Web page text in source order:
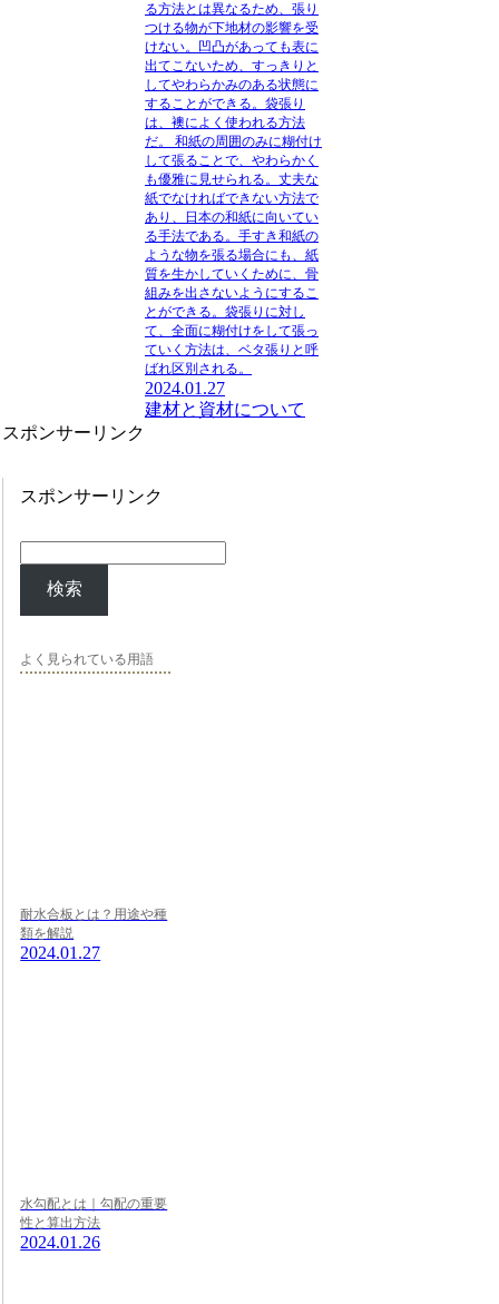
る方法とは異なるため、張り
つける物が下地材の影響を受
けない。凹凸があっても表に
出てこないため、すっきりと
してやわらかみのある状態に
することができる。 袋張り
は、襖によく使われる方法
だ。
和紙の周囲のみに糊付け
して張ることで、やわらかく
も優雅に見せられる。丈夫な
紙でなければできない方法で
あり、日本の和紙に向いてい
る手法である。手すき和紙の
ような物を張る場合にも、紙
質を生かしていくために、骨
組みを出さないようにするこ
とができる。袋張りに対し
て、全面に糊付けをして張っ
ていく方法は、ベタ張りと呼
ばれ区別される。
2024.01.27
建材と資材について
スポンサーリンク
スポンサーリンク
検索
よく見られている用語
耐水合板とは？用途や種
類を解説
2024.01.27
水勾配とは｜勾配の重要
性と算出方法
2024.01.26